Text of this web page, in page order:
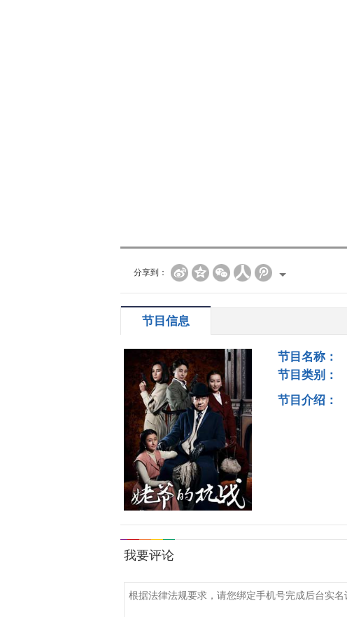
分享到：
节目信息
节目名称：
节目类别：
节目介绍：